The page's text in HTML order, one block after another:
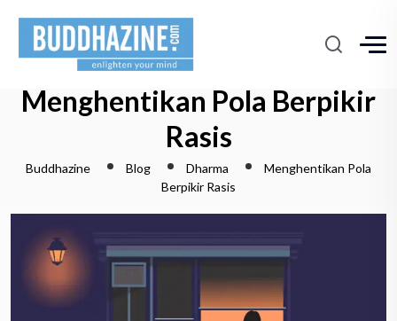
Menghentikan Pola Berpikir
Rasis
Buddhazine Blog Dharma
Menghentikan Pola
Berpikir Rasis